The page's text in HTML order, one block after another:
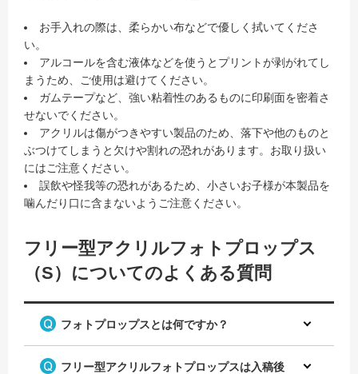
お手入れの際は、柔らかい布などで優しく拭いてくださ
い。
アルコールを含む液体などを使うとプリントが剥がれてし
まうため、ご使用は避けてください。
ガムテープなど、強い粘着性のあるものに印刷面を密着さ
せないでください。
アクリルは傷がつきやすい製品のため、落下や他のものと
ぶつけてしまうと欠けや割れの恐れがあります。お取り扱い
にはご注意ください。
誤飲や怪我等の恐れがあるため、小さいお子様が本製品を
噛んだり口に含まないようご注意ください。
フリー型アクリルフォトプロップス
（S）についてのよくある質問
フォトプロップスとは何ですか？
フリー型アクリルフォトプロップスは入稿後